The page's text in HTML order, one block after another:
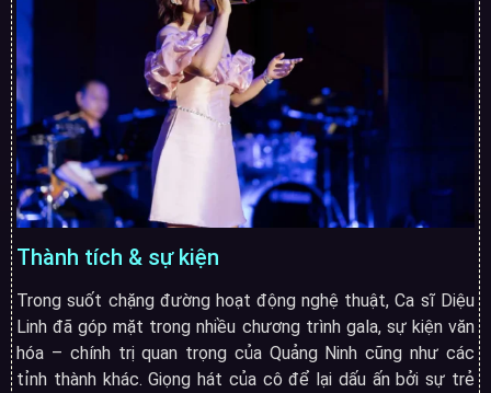
Thành tích & sự kiện
Trong suốt chặng đường hoạt động nghệ thuật, Ca sĩ Diệu
Linh đã góp mặt trong nhiều chương trình gala, sự kiện văn
hóa – chính trị quan trọng của Quảng Ninh cũng như các
tỉnh thành khác. Giọng hát của cô để lại dấu ấn bởi sự trẻ